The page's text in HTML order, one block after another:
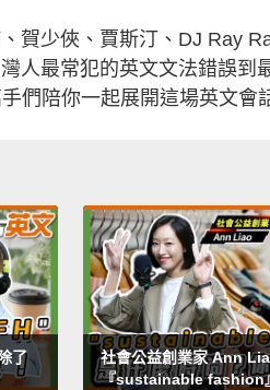
賀少俠、賈斯汀、DJ Ray
人最常犯的英文文法錯誤到
們陪你一起展開這場英文會
了
社會公益創業家 Ann
『sustainable fashion